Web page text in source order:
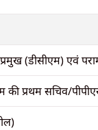
(डीसीएम) एवं
की प्रथम सचिव/